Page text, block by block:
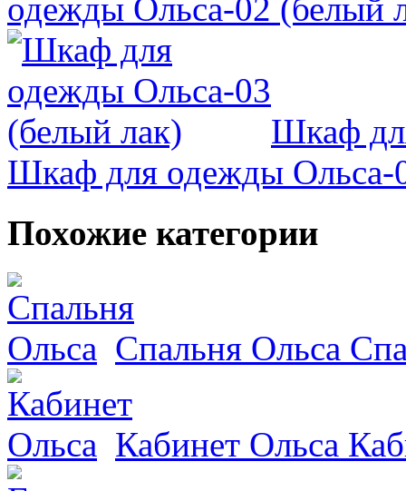
одежды Ольса-02 (белый
Шкаф
Шкаф для одежды Ольса-
Похожие категории
Спальня Ольса
Кабинет Ольса